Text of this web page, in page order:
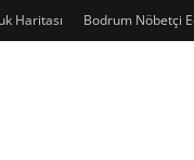
Haritası Bodrum Nöbetçi